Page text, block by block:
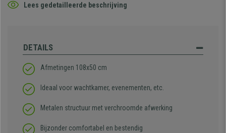
Lees gedetailleerde beschrijving
DETAILS
Afmetingen 108x50 cm
Ideaal voor wachtkamer, evenementen, etc.
Metalen structuur met verchroomde afwerking
Bijzonder comfortabel en bestendig